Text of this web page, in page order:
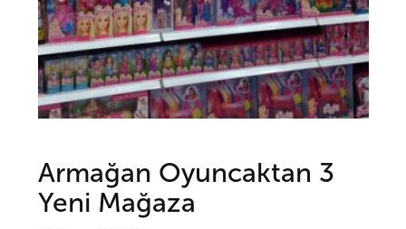
Armağan Oyuncaktan 3
Yeni Mağaza